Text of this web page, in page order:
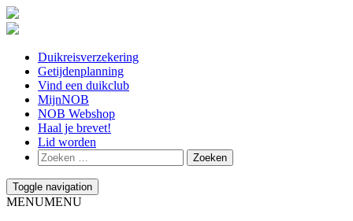
Duikreisverzekering
Getijdenplanning
Vind een duikclub
MijnNOB
NOB Webshop
Haal je brevet!
Lid worden
Toggle navigation
MENUMENU